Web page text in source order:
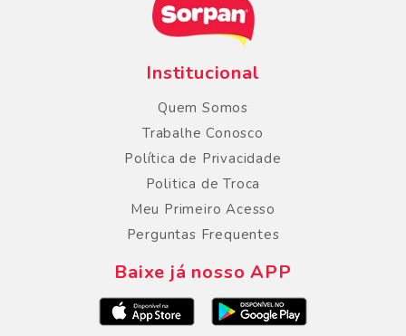
Institucional
Quem Somos
Trabalhe Conosco
Política de Privacidade
Politica de Troca
Meu Primeiro Acesso
Perguntas Frequentes
Baixe já nosso APP